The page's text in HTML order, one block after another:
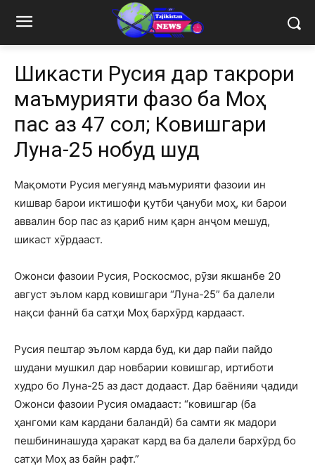
Шикасти Русия дар такрори
маъмурияти фазоӣ ба Моҳ
пас аз 47 сол; Ковишгари
Луна-25 нобуд шуд
Мақомоти Русия мегуянд маъмурияти фазоии ин
кишвар барои иктишофи қутби ҷануби моҳ, ки барои
аввалин бор пас аз қариб ним қарн анҷом мешуд,
шикаст хӯрдааст.
Ожонси фазоии Русия, Роскосмос, рӯзи якшанбе 20
август эълом кард ковишгари “Луна-25” ба далели
нақси фаннӣ ба сатҳи Моҳ бархӯрд кардааст.
Русия пештар эълом карда буд, ки дар пайи пайдо
шудани мушкил дар новбарии ковишгар, иртиботи
худро бо Луна-25 аз даст додааст. Дар баёнияи ҷадиди
Ожонси фазоии Русия омадааст: “ковишгар (ба
ҳангоми кам кардани баландӣ) ба самти як мадори
пешбининашуда ҳаракат кард ва ба далели бархӯрд бо
сатҳи Моҳ аз байн рафт.”